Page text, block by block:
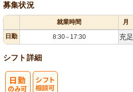
募集状況
就業時間 月
日勤
8:30～ 17:30 充足
シフト詳細